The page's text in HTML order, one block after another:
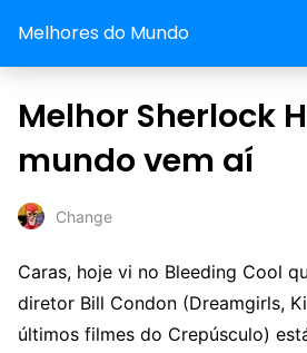
Melhores do Mundo
Melhor Sherlock
mundo vem aí
Change
Caras, hoje vi no Bleeding Cool
diretor Bill Condon (Dreamgirls,
últimos filmes do Crepúsculo)